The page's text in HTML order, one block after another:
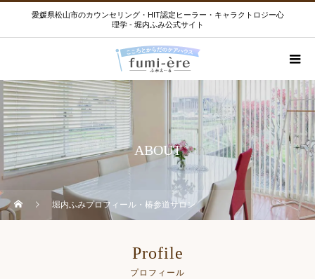
愛媛県松山市のカウンセリング・HIT認定ヒーラー・キャラクトロジー心
理学 - 堀内ふみ公式サイト
ABOUT
堀内ふみプロフィール・椿参道サロン
Profile
プロフィール